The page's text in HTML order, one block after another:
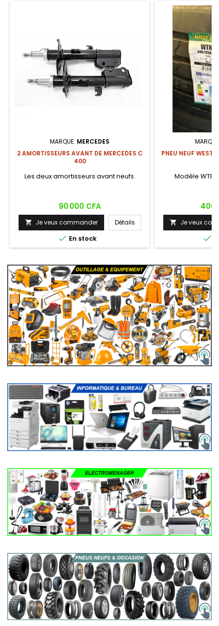
MARQUE: MERCEDES
2 AMORTISSEURS AVANT DE MERCEDES C
400
Les deux amortisseurs avant neufs.
Prix
90 000 CFA
 Je veux commander Détails
 En stock
PNEU NEUF WEST
Modèle
Prix
400
 Je veux
